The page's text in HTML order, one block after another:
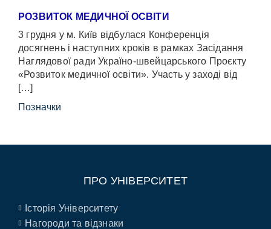
РОЗВИТОК МЕДИЧНОЇ ОСВІТИ
3 грудня у м. Київ відбулася Конференція
досягнень і наступних кроків в рамках Засідання
Наглядової ради Україно-швейцарського Проєкту
«Розвиток медичної освіти». Участь у заході від
[…]
Позначки
ПРО УНІВЕРСИТЕТ
Історія Університету
Нагороди та відзнаки